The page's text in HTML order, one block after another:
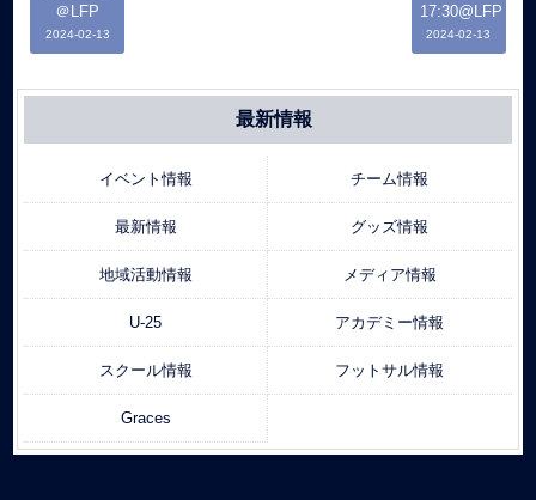
＠LFP
2024-02-13
17:30@LFP
2024-02-13
最新情報
イベント情報 チーム情報
最新情報 グッズ情報
地域活動情報 メディア情報
U-25 アカデミー情報
スクール情報 フットサル情報
Graces